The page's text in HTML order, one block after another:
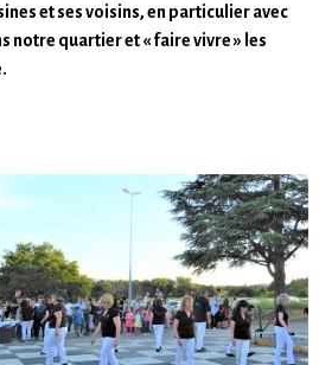
et ses voisins, en particulier avec
notre quartier et « faire vivre » les